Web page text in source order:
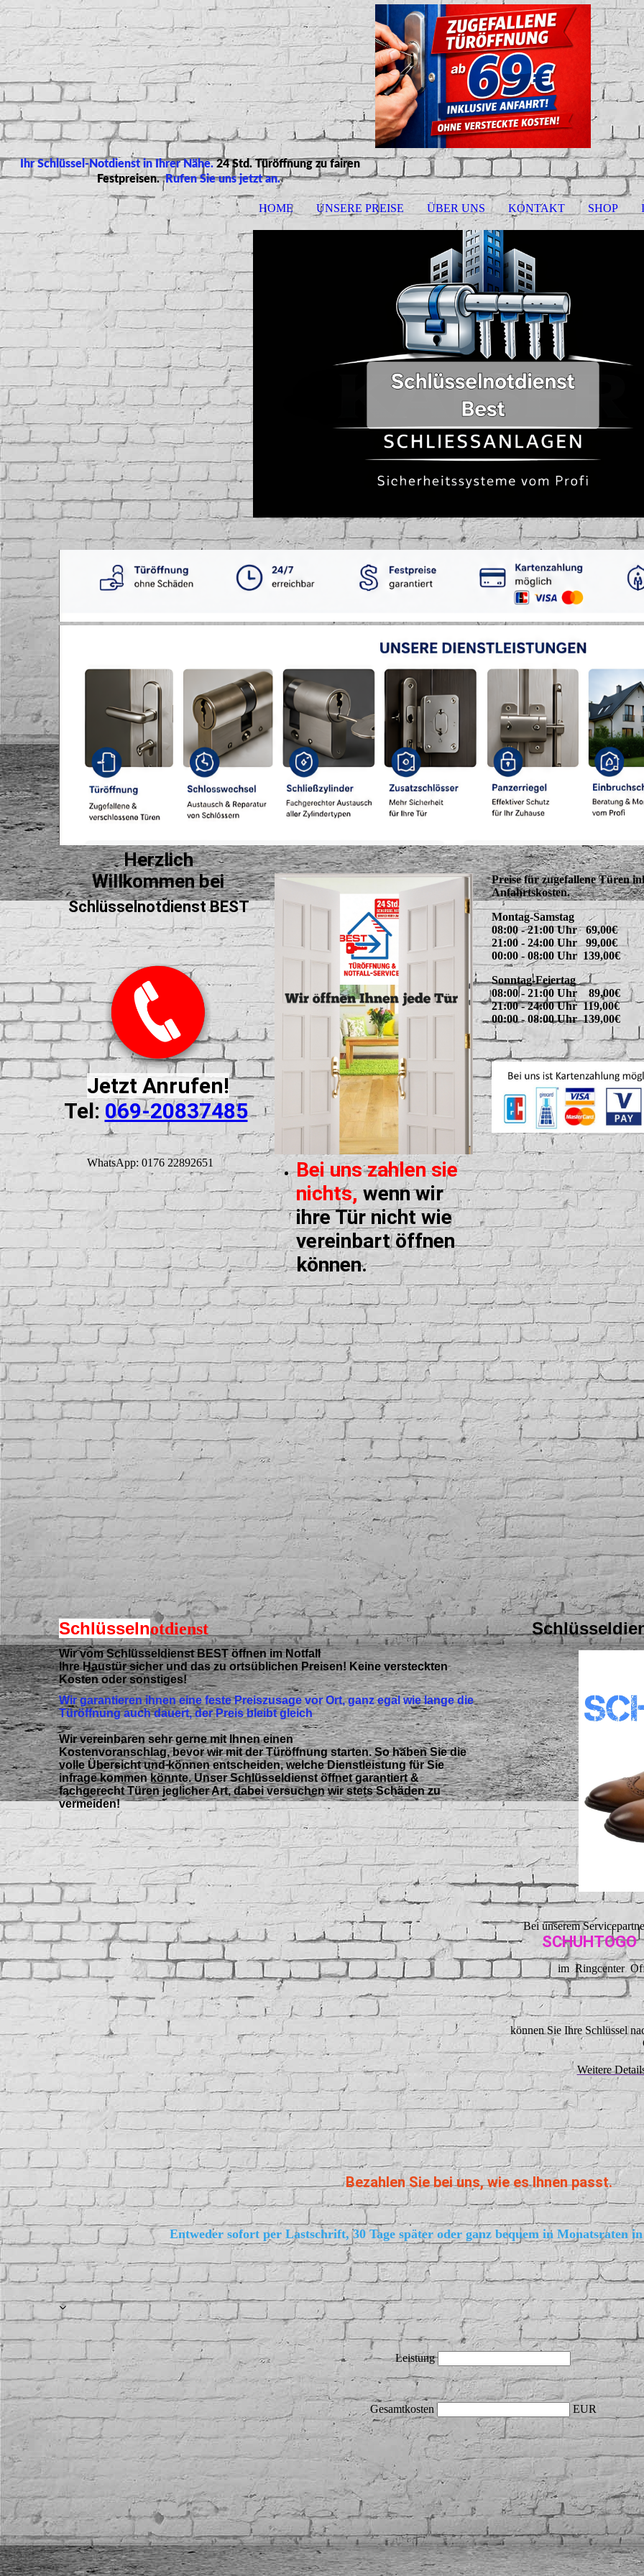
Ihr Schlüssel-Notdienst in Ihrer Nähe. 24 Std. Türöffnung zufairen
Festpreisen. Rufen Sie uns jetzt an.
HOME UNSERE PREISE ÜBER UNS KONTAKT SHOP
Herzlich
Willkommen bei
Schlüsselnotdienst BEST
Jetzt Anrufen!
Tel: 069-20837485
WhatsApp: 0176 22892651
Bei uns zahlen sie
nichts, wenn wir
ihre Tür nicht wie
vereinbart öffnen
können.
Preise für zugefallene Türen
Anfahrtskosten.
Montag-Samstag
08:00 - 21:00 Uhr 69,00€
21:00 - 24:00 Uhr 99,00€
00:00 - 08:00 Uhr 139,00€
Sonntag-Feiertag
08:00 - 21:00 Uhr 89,00€
21:00 - 24:00 Uhr 119,00€
00:00 - 08:00 Uhr 139,00€
Schlüsselnotdienst
Wir vom Schlüsseldienst BEST öffnen im Notfall
Ihre Haustür sicher und das zu ortsüblichen Preisen! Keine versteckten
Kosten oder sonstiges!
Wir garantieren ihnen eine feste Preiszusage vor Ort, ganz egal wie lange die
Türöffnung auch dauert, der Preis bleibt gleich
Wir vereinbaren sehr gerne mit Ihnen einen
Kostenvoranschlag, bevor wir mit der Türöffnung starten. So haben Sie die
volle Übersicht und können entscheiden, welche Dienstleistung für Sie
infrage kommen könnte.Unser Schlüsseldienst öffnet garantiert &
fachgerecht Türen jeglicher Art, dabei versuchen wir stets Schäden zu
vermeiden!
Bei unserem
SCHUHTOGO
im Ringcenter
können Sie Ihre Schlüssel
Weitere
Bezahlen Sie bei uns, wie es Ihnen passt.
Entweder sofort per Lastschrift, 30 Tage später oder ganz bequem in Monatsraten